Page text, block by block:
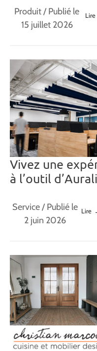
Produit/ Publié le
15 juillet 2026
Lire
Vivez une
à l’outil
Service/ Publié le
2 juin 2026
Lire